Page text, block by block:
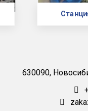
630090,